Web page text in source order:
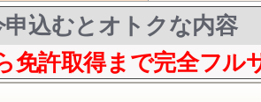
申込むとオトクな内容
免許取得まで完全フル